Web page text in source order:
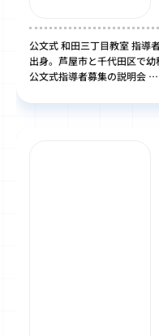
公文式 和田三丁目教室 指導
出身。芦屋市と千代田区で幼
公文式指導者募集の説明会 …